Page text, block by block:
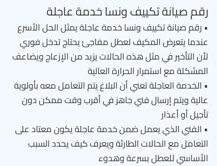
رقم صيانة تكييف ونسا خدمة عاجلة
• رقم صيانة تكييف ونسا خدمة عاجلة يمثل الحل الأسرع
عندما يتعرض المكيف لعطل مفاجئ يحتاج تدخل فوري
لأن التأخير في مثل هذه الحالات يزيد من الإزعاج ويضاعف
المشكلة مع استمرار الحرارة العالية
• الخدمة العاجلة تعني أن البلاغ يتم التعامل معه بأولوية
عالية ويتم إرسال فني جاهز في أقرب وقت ممكن دون
تأجيل أو أعذار
• الفني الذي يعمل ضمن خدمة عاجلة يكون معتاد على
التعامل مع الحالات الطارئة ويعرف كيف يحدد السبب
الأساسي للعطل بسرعة وهدوء